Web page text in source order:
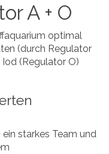
A + O
optimal
(durch Regulator
(Regulator O)
starkes Team und